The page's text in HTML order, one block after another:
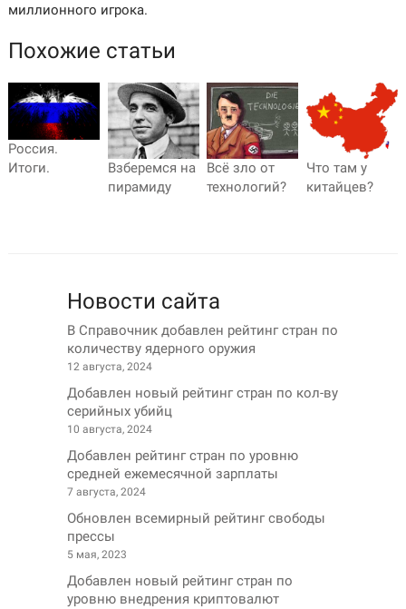
миллионного игрока.
Похожие статьи
Россия.
Итоги.
Взберемся на
пирамиду
Всё зло от
технологий?
Что там у
китайцев?
Новости сайта
В Справочник добавлен рейтинг стран по
количеству ядерного оружия
12 августа, 2024
Добавлен новый рейтинг стран по кол-ву
серийных убийц
10 августа, 2024
Добавлен рейтинг стран по уровню
средней ежемесячной зарплаты
7 августа, 2024
Обновлен всемирный рейтинг свободы
прессы
5 мая, 2023
Добавлен новый рейтинг стран по
уровню внедрения криптовалют